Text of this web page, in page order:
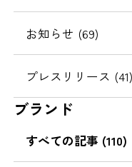
動
お知らせ (69)
プレスリリース (41)
ブランド
すべての記事 (110)